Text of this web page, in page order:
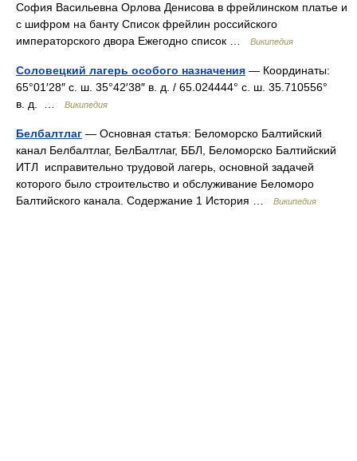
София Васильевна Орлова Денисова в фрейлинском платье и
с шифром на банту Список фрейлин российского
императорского двора Ежегодно список …
Википедия
Соловецкий лагерь особого назначения — Координаты:
65°01′28″ с. ш. 35°42′38″ в. д. / 65.024444° с. ш. 35.710556°
в. д. …
Википедия
Белбалтлаг — Основная статья: Беломорско Балтийский
канал Белбалтлаг, БелБалтлаг, ББЛ, Беломорско Балтийский
ИТЛ исправительно трудовой лагерь, основной задачей
которого было строительство и обслуживание Беломоро
Балтийского канала. Содержание 1 История …
Википедия